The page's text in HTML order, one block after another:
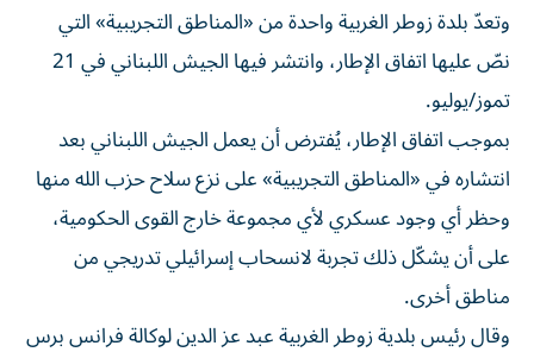
وتعدّ بلدة زوطر الغربية واحدة من «المناطق التجريبية» التي
نصّ عليها اتفاق الإطار، وانتشر فيها الجيش اللبناني في 21
تموز/يوليو.
بموجب اتفاق الإطار، يُفترض أن يعمل الجيش اللبناني بعد
انتشاره في «المناطق التجريبية» على نزع سلاح حزب الله منها
وحظر أي وجود عسكري لأي مجموعة خارج القوى الحكومية،
على أن يشكّل ذلك تجربة لانسحاب إسرائيلي تدريجي من
مناطق أخرى.
وقال رئيس بلدية زوطر الغربية عبد عز الدين لوكالة فرانس برس